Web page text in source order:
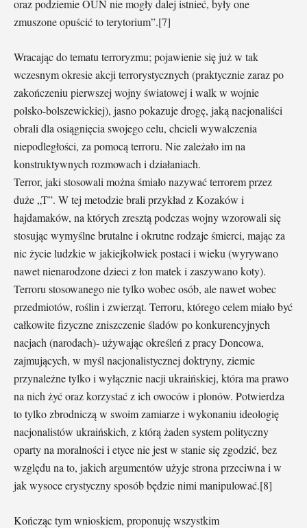
oraz podziemie OUN nie mogły dalej istnieć, były one
zmuszone opuścić to terytorium”.[7]
Wracając do tematu terroryzmu; pojawienie się już w tak
wczesnym okresie akcji terrorystycznych (praktycznie zaraz po
zakończeniu pierwszej wojny światowej i walk w wojnie
polsko-bolszewickiej), jasno pokazuje drogę, jaką nacjonaliści
obrali dla osiągnięcia swojego celu, chcieli wywalczenia
niepodległości, za pomocą terroru. Nie zależało im na
konstruktywnych rozmowach i działaniach.
Terror, jaki stosowali można śmiało nazywać terrorem przez
duże „T”. W tej metodzie brali przykład z Kozaków i
hajdamaków, na których zresztą podczas wojny wzorowali się
stosując wymyślne brutalne i okrutne rodzaje śmierci, mając za
nic życie ludzkie w jakiejkolwiek postaci i wieku (wyrywano
nawet nienarodzone dzieci z łon matek i zaszywano koty).
Terroru stosowanego nie tylko wobec osób, ale nawet wobec
przedmiotów, roślin i zwierząt. Terroru, którego celem miało być
całkowite fizyczne zniszczenie śladów po konkurencyjnych
nacjach (narodach)- używając określeń z pracy Doncowa,
zajmujących, w myśl nacjonalistycznej doktryny, ziemie
przynależne tylko i wyłącznie nacji ukraińskiej, która ma prawo
na nich żyć oraz korzystać z ich owoców i plonów. Potwierdza
to tylko zbrodniczą w swoim zamiarze i wykonaniu ideologię
nacjonalistów ukraińskich, z którą żaden system polityczny
oparty na moralności i etyce nie jest w stanie się zgodzić, bez
względu na to, jakich argumentów użyje strona przeciwna i w
jak wysoce erystyczny sposób będzie nimi manipulować.[8]
Kończąc tym wnioskiem, proponuję wszystkim